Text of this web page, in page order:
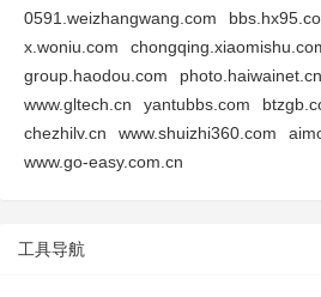
0591.weizhangwang.com
x.woniu.com
group.haodou.com
photo.haiwainet.cn
www.gltech.cn
yantubbs.com
chezhilv.cn
www.shuizhi360.com
www.go-easy.com.cn
工具导航